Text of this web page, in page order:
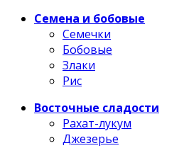
Семена и бобовые
Семечки
Бобовые
Злаки
Рис
Восточные сладости
Рахат-лукум
Джезерье